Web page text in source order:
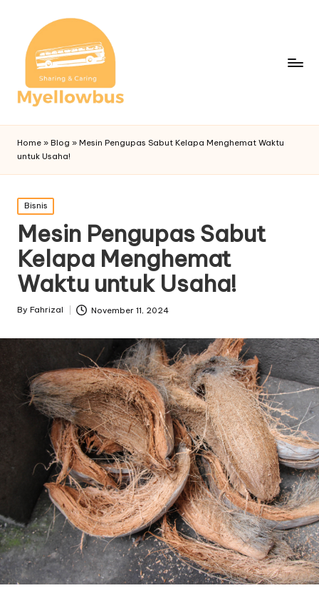
Home » Blog » Mesin Pengupas Sabut Kelapa Menghemat Waktu
untuk Usaha!
Posted
in
Bisnis
Mesin Pengupas Sabut
Kelapa Menghemat
Waktu untuk Usaha!
Posted
By Fahrizal November 11, 2024